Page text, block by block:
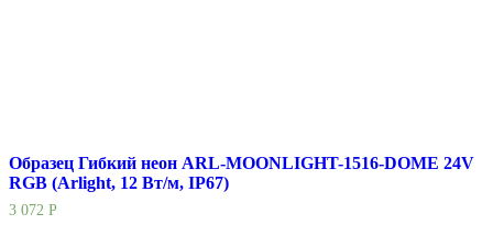
Образец Гибкий неон ARL-MOONLIGHT-1516-DOME 24V
RGB (Arlight, 12 Вт/м, IP67)
3 072 Р